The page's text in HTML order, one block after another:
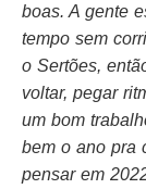
boas. A gente
tempo sem
o Sertões,
voltar, pegar
um bom
bem o ano pra
pensar em